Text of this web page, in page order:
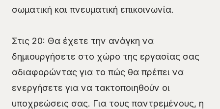
σωματική και πνευματική επικοινωνία.
Στις 20: Θα έχετε την ανάγκη να
δημιουργήσετε στο χώρο της εργασίας σας
αδιαφορώντας για το πώς θα πρέπει να
ενεργήσετε για να τακτοποιηθούν οι
υποχρεώσεις σας. Για τους παντρεμένους, η